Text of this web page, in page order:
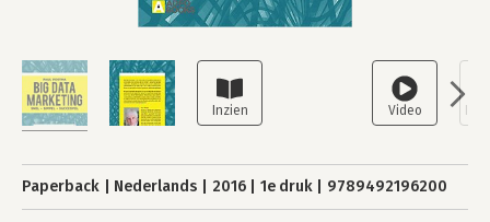
Paperback Nederlands 2016 1e druk 9789492196200